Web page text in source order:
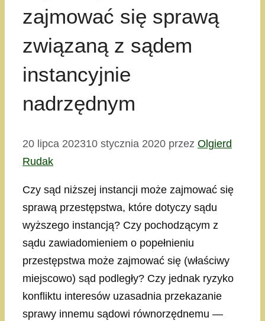
zajmować się sprawą
związaną z sądem
instancyjnie
nadrzędnym
20 lipca 202310 stycznia 2020 przez Olgierd
Rudak
Czy sąd niższej instancji może zajmować się
sprawą przestępstwa, które dotyczy sądu
wyższego instancją? Czy pochodzącym z
sądu zawiadomieniem o popełnieniu
przestępstwa może zajmować się (właściwy
miejscowo) sąd podległy? Czy jednak ryzyko
konfliktu interesów uzasadnia przekazanie
sprawy innemu sądowi równorzędnemu —